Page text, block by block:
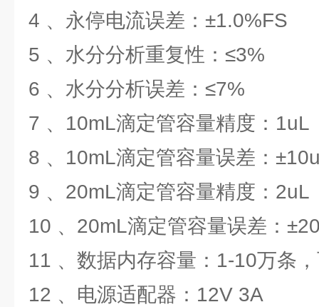
4 、永停电流误差：±1.0%FS
5 、水分分析重复性：≤3%
6 、水分分析误差：≤7%
7 、10mL滴定管容量精度：1uL
8 、10mL滴定管容量误差：
9 、20mL滴定管容量精度：2uL
10 、20mL滴定管容量误差：
11 、数据内存容量：1-10万条
12 、电源适配器：12V 3A